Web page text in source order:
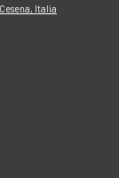
Italia